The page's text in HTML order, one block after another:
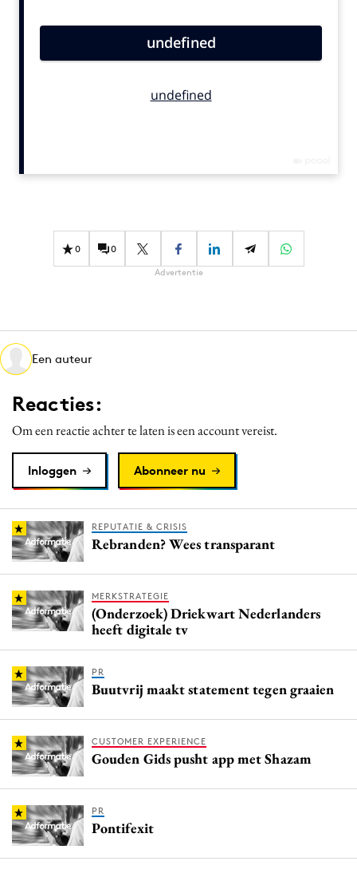
Carriere
Diversiteit
Interne communicatie
Martech
Media
Merkstrategie
PR
Purpose Marketing
Reputatie & crisis
0 0
Advertentie
Een auteur
Reacties:
Om een reactie achter te laten is een account vereist.
Inloggen Abonneer nu
REPUTATIE & CRISIS
Rebranden? Wees transparant
MERKSTRATEGIE
(Onderzoek) Driekwart Nederlanders
heeft digitale tv
PR
Buutvrij maakt statement tegen graaien
CUSTOMER EXPERIENCE
Gouden Gids pusht app met Shazam
PR
Pontifexit